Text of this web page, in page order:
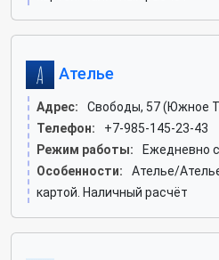
Ателье
Адрес:
Свободы, 57 (Южное
Телефон:
+7-985-145-23-43
Режим работы:
Ежедневно
Особенности:
Ателье/
картой. Наличный расчёт